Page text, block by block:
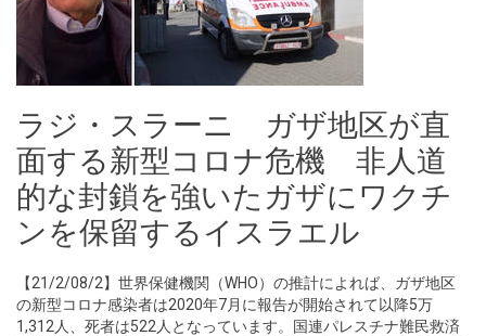
ラジ・スラーニ ガザ地区が直
面する新型コロナ危機 非人道
的な封鎖を強いたガザにワクチ
ンを保留するイスラエル
【21/2/08/2】世界保健機関（WHO）の推計によれば、ガザ地区
の新型コロナ感染者は2020年7月に報告が開始されて以降5万
1,312人、死者は522人となっています。国連パレスチナ難民救済